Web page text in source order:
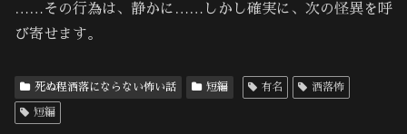
……その行為は、静かに……しかし確実に、次の怪異を呼
び寄せます。
死ぬ程洒落にならない怖い話 短編 有名 洒落怖
短編